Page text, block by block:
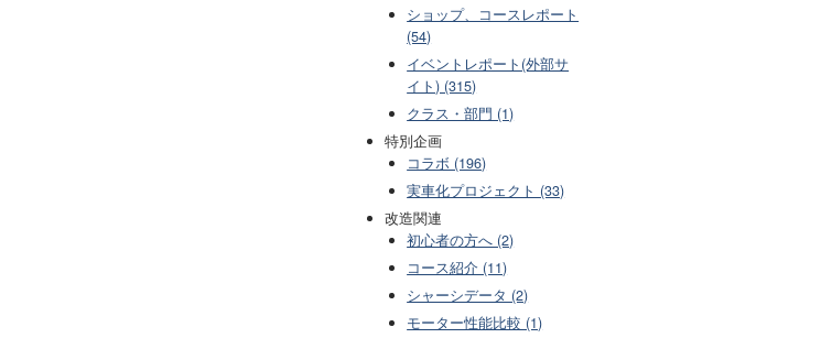
ショップ、コースレポート
(54)
イベントレポート(外部サ
イト) (315)
クラス・部門 (1)
特別企画
コラボ (196)
実車化プロジェクト (33)
改造関連
初心者の方へ (2)
コース紹介 (11)
シャーシデータ (2)
モーター性能比較 (1)